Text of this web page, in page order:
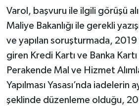
Varol, başvuru ile ilgili görüşü
Maliye Bakanlığı ile gerekli
ve yapılan soruşturmada, 2019
giren Kredi Kartı ve Banka Kartı
Perakende Mal ve Hizmet
Yapılması Yasası’nda iadelerin
şeklinde düzenleme olduğu,